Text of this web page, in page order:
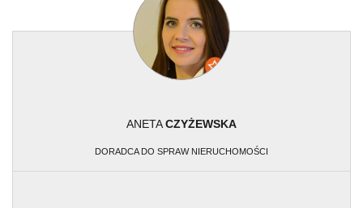
ANETACZYŻEWSKA
DORADCA DO SPRAW NIERUCHOMOŚCI